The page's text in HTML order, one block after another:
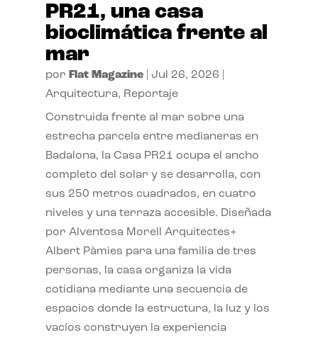
PR21, una casa
bioclimática frente al
mar
por Flat Magazine| Jul 26, 2026
Arquitectura, Reportaje
Construida frente al mar sobre una
estrecha parcela entre medianeras en
Badalona, la Casa PR21 ocupa el ancho
completo del solar y se desarrolla, con
sus 250 metros cuadrados, en cuatro
niveles y una terraza accesible. Diseñada
por Alventosa Morell Arquitectes+
Albert Pàmies para una familia de tres
personas, la casa organiza la vida
cotidiana mediante una secuencia de
espacios donde la estructura, la luz y los
vacíos construyen la experiencia